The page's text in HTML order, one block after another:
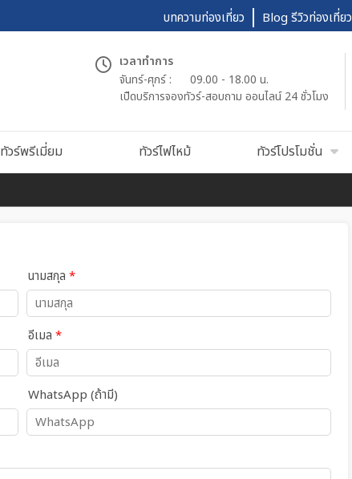
บทความท่องเที่ยว Blog รีวิวท่องเที่ยว
เวลาทำการ
จันทร์-ศุกร์ :
09.00 - 18.00 น.
เปืดบริการจองทัวร์-สอบถาม ออนไลน์ 24 ชั่วโมง
ทัวร์พรีเมี่ยม ทัวร์ไฟไหม้ ทัวร์โปรโมชั่น
นามสกุล *
อีเมล *
WhatsApp (ถ้ามี)